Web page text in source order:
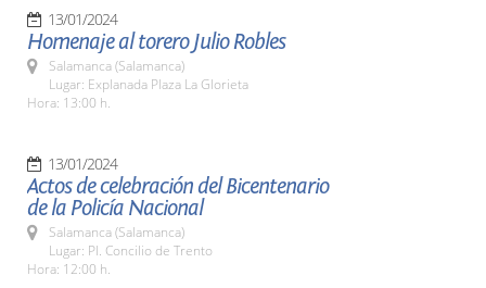
13/01/2024
Homenaje al torero Julio Robles
Salamanca (Salamanca)
Lugar: Explanada Plaza La Glorieta
Hora: 13:00 h.
13/01/2024
Actos de celebración del Bicentenario
de la Policía Nacional
Salamanca (Salamanca)
Lugar: Pl. Concilio de Trento
Hora: 12:00 h.